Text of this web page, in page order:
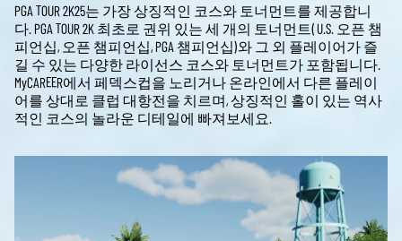
PGA TOUR 2K25는 가장 상징적인 코스와 토너먼트를 제공합니
다. PGA TOUR 2K 최초로 권위 있는 세 개의 토너먼트( U.S. 오픈 챔
피언십, 오픈 챔피언십, PGA 챔피언십)와 그 외 플레이어가 즐
길 수 있는 다양한 라이선스 코스와 토너먼트가 포함됩니다.
MyCAREER에서 페덱스컵을 노리거나 온라인에서 다른 플레이
어를 상대로 클럽 대항전을 치르며, 상징적인 홀이 있는 역사
적인 코스의 놀라운 디테일에 빠져보세요.